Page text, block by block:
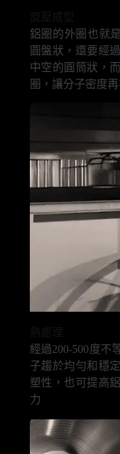
旋壓成型
鋁圈的外圈也就
圓盤狀，還要經
中空的圓筒狀，
圈，讓分子密度
熱處理
經過200-500度不
子趨於均勻和穩
塑性，也可提高
力